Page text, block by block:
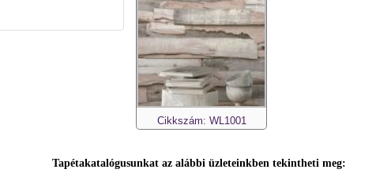
Cikkszám: WL1001
Tapétakatalógusunkat az alábbi üzleteinkben tekintheti meg: